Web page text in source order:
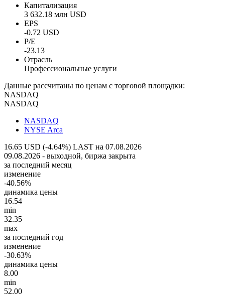
Капитализация
3 632.18 млн USD
EPS
-0.72 USD
P/E
-23.13
Отрасль
Профессиональные услуги
Данные рассчитаны по ценам с торговой площадки:
NASDAQ
NASDAQ
NASDAQ
NYSE Arca
16.65 USD (-4.64%) LAST на 07.08.2026
09.08.2026 - выходной, биржа закрыта
за последний месяц
изменение
-40.56%
динамика цены
16.54
min
32.35
max
за последний год
изменение
-30.63%
динамика цены
8.00
min
52.00